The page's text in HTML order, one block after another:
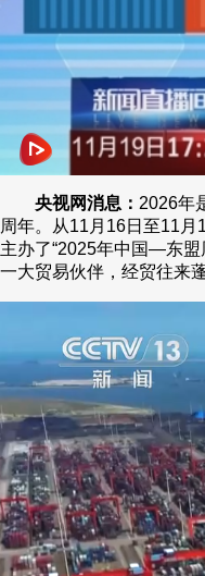
央视网消息： 2026年
周年。从11月16日至11
主办了“2025年中国—东盟
一大贸易伙伴，经贸往来